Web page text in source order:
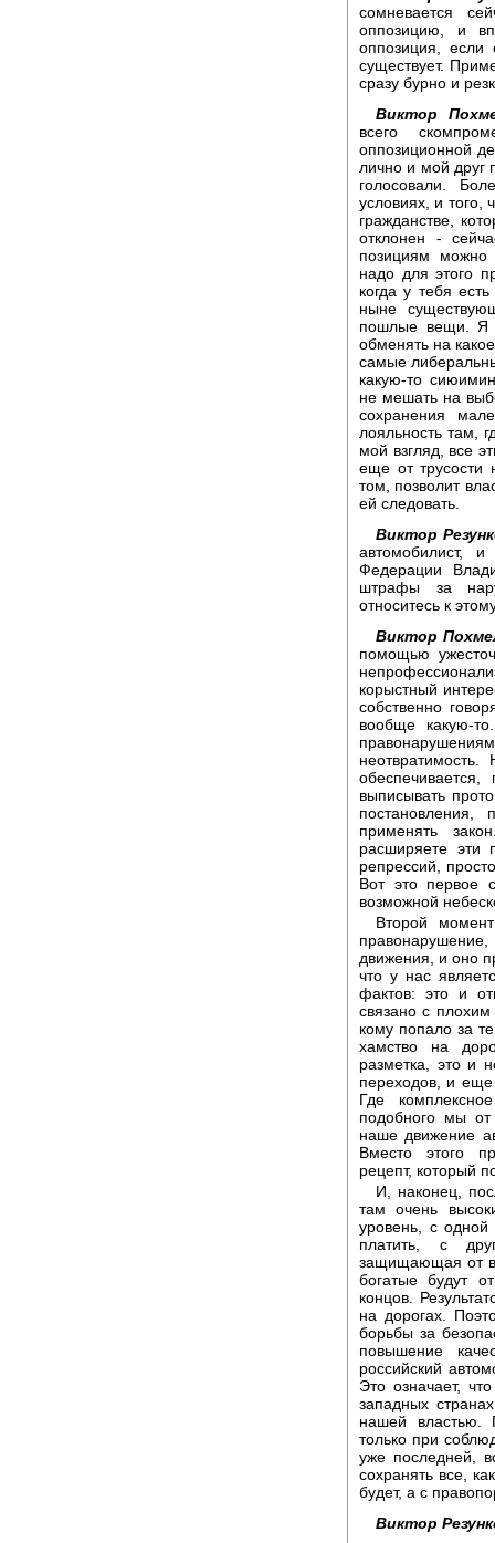
сомневается
оппозицию, и
оппозиция,
существует.
сразу бурно и
Виктор
всего
оппозиционной
лично и мой друг
голосовали.
условиях, и того,
гражданстве,
отклонен -
позициям можно
надо для этого
когда у тебя
ныне
пошлые вещи. Я
обменять на
самые
какую-то
не мешать на
сохранения
лояльность там,
мой взгляд, все
еще от трусости
том, позволит
ей следовать.
Виктор
автомобилист,
Федерации
штрафы за
относитесь к
Виктор
помощью
корыстный
собственно
вообще какую-
выписывать
постановления,
применять
расширяете эти
репрессий,
Вот это первое
возможной
Второй
движения, и оно
что у нас
фактов: это и
связано с плохим
кому попало за
хамство на
разметка, это и
переходов, и
Где
подобного мы
наше движение
Вместо этого
рецепт, который
И, наконец,
там очень
уровень, с
платить, с
защищающая от
богатые будут
концов.
на дорогах.
борьбы за
повышение
российский
Это означает,
западных
нашей властью.
только при
уже последней,
сохранять все,
будет, а с
Виктор